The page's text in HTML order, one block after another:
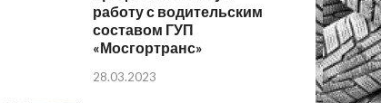
работу с водительским
составом ГУП
«Мосгортранс»
28.03.2023